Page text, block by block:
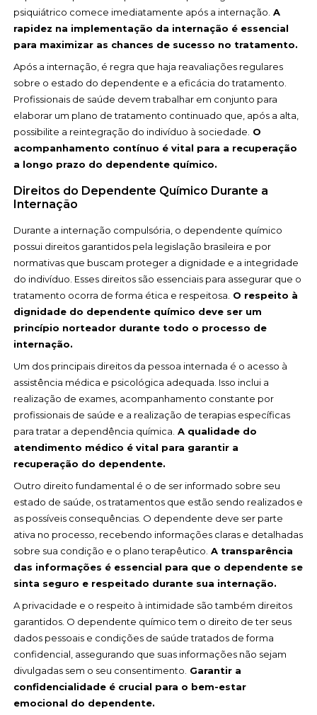
psiquiátrico comece imediatamente após a internação. A
rapidez na implementação da internação é essencial
para maximizar as chances de sucesso no tratamento.
Após a internação, é regra que haja reavaliações regulares
sobre o estado do dependente e a eficácia do tratamento.
Profissionais de saúde devem trabalhar em conjunto para
elaborar um plano de tratamento continuado que, após a alta,
possibilite a reintegração do indivíduo à sociedade. O
acompanhamento contínuo é vital para a recuperação
a longo prazo do dependente químico.
Direitos do Dependente Químico Durante a
Internação
Durante a internação compulsória, o dependente químico
possui direitos garantidos pela legislação brasileira e por
normativas que buscam proteger a dignidade e a integridade
do indivíduo. Esses direitos são essenciais para assegurar que o
tratamento ocorra de forma ética e respeitosa. O respeito à
dignidade do dependente químico deve ser um
princípio norteador durante todo o processo de
internação.
Um dos principais direitos da pessoa internada é o acesso à
assistência médica e psicológica adequada. Isso inclui a
realização de exames, acompanhamento constante por
profissionais de saúde e a realização de terapias específicas
para tratar a dependência química. A qualidade do
atendimento médico é vital para garantir a
recuperação do dependente.
Outro direito fundamental é o de ser informado sobre seu
estado de saúde, os tratamentos que estão sendo realizados e
as possíveis consequências. O dependente deve ser parte
ativa no processo, recebendo informações claras e detalhadas
sobre sua condição e o plano terapêutico. A transparência
das informações é essencial para que o dependente se
sinta seguro e respeitado durante sua internação.
A privacidade e o respeito à intimidade são também direitos
garantidos. O dependente químico tem o direito de ter seus
dados pessoais e condições de saúde tratados de forma
confidencial, assegurando que suas informações não sejam
divulgadas sem o seu consentimento. Garantir a
confidencialidade é crucial para o bem-estar
emocional do dependente.